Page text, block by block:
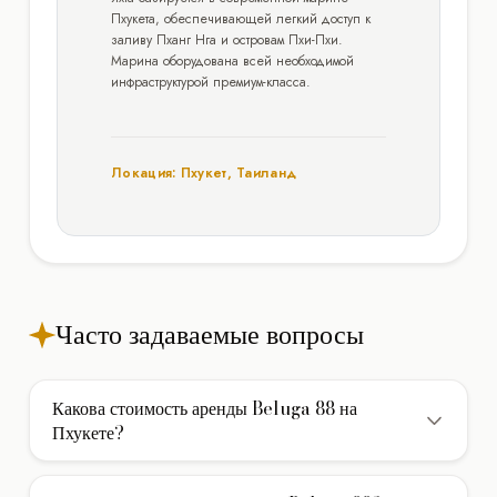
Пхукета, обеспечивающей легкий доступ к
заливу Пханг Нга и островам Пхи-Пхи.
Марина оборудована всей необходимой
инфраструктурой премиум-класса.
Локация: Пхукет, Таиланд
Часто задаваемые вопросы
Какова стоимость аренды Beluga 88 на
Пхукете?